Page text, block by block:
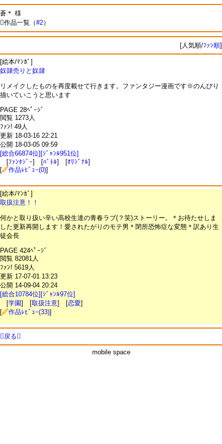
蒼＊ 様
作品一覧（#2）
[人気順/ﾌｧﾝ順]
[絵本/ﾏﾝｶﾞ]
奴隷売りと奴隷
リメイクしたものを再度載せて行きます。ファンタジー漫画です※のんびり
描いていこうと思います
PAGE 28ﾍﾟｰｼﾞ
閲覧 1273人
ﾌｧﾝ! 49人
更新 18-03-16 22:21
公開 18-03-05 09:59
[総合66874位][ｼﾞｬﾝﾙ951位]
[ﾌｧﾝﾀｼﾞｰ] [ﾊﾞﾄﾙ] [ｵﾘｼﾞﾅﾙ]
[
作品ﾚﾋﾞｭｰ(0)]
[絵本/ﾏﾝｶﾞ]
取扱注意！！
何かと取り扱い辛い高校生達の青春ラブ(？笑)ストーリー。＊お待たせしま
した更新再開します！愛されたがりのモテ男＊閉所恐怖症な変態＊訳あり生
徒会長
PAGE 424ﾍﾟｰｼﾞ
閲覧 82081人
ﾌｧﾝ! 5619人
更新 17-07-01 13:23
公開 14-09-04 20:24
[総合10784位][ｼﾞｬﾝﾙ97位]
[学園] [取扱注意] [恋愛]
[
作品ﾚﾋﾞｭｰ(33)]
戻る
mobile space